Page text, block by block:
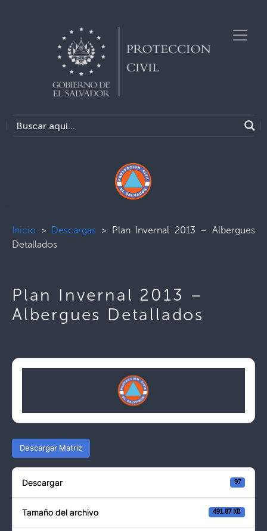
Inicio > Descargas > Plan Invernal 2013 – Albergues
Detallados
Plan Invernal 2013 –
Albergues Detallados
Descargar Matriz
Descargar 97
Tamaño del archivo 491.87 KB